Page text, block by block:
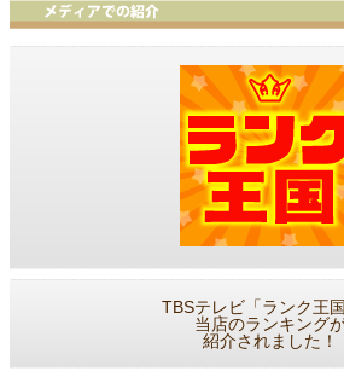
TBSテレビ「ランク王
当店のランキング
紹介されました！